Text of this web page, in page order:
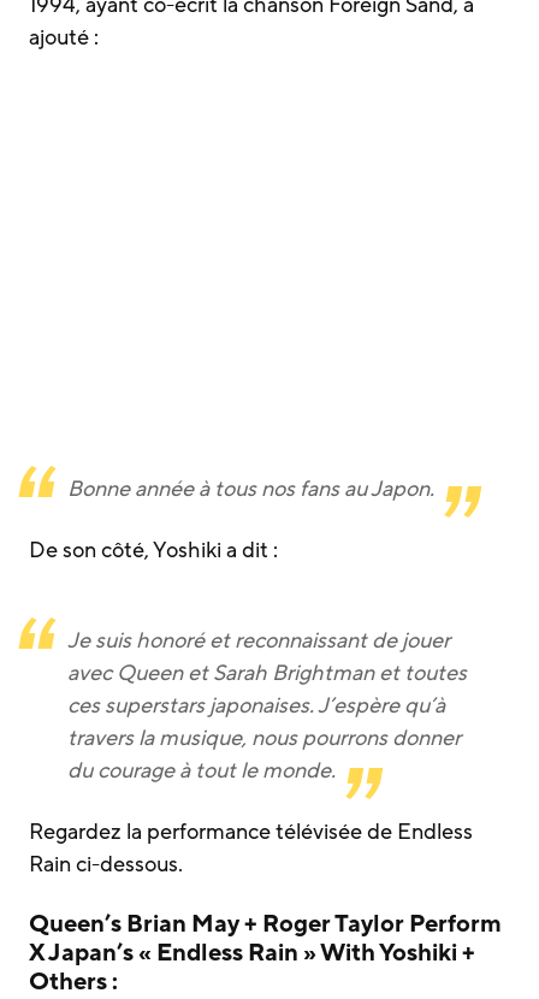
ajouté :
Bonne année à tous nos fans au Japon.
De son côté, Yoshiki a dit :
Je suis honoré et reconnaissant de jouer
avec Queen et Sarah Brightman et toutes
ces superstars japonaises. J’espère qu’à
travers la musique, nous pourrons donner
du courage à tout le monde.
Regardez la performance télévisée de Endless
Rain ci-dessous.
Queen’s Brian May + Roger Taylor Perform
X Japan’s « Endless Rain » With Yoshiki +
Others :